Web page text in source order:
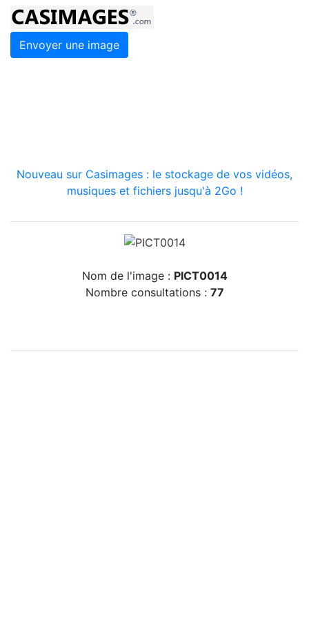
Envoyer une image
Nouveau sur Casimages : le stockage de vos vidéos,
musiques et fichiers jusqu'à 2Go !
Nom de l'image : PICT0014
Nombre consultations : 77